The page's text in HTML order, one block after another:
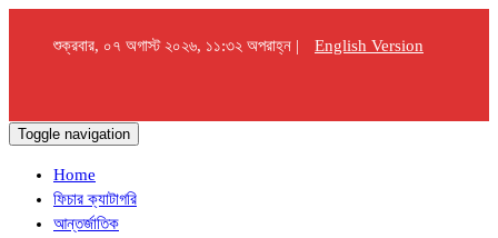
শুক্রবার, ০৭ অগাস্ট ২০২৬, ১১:৩২ অপরাহ্ন | English Version
Toggle navigation
Home
ফিচার ক্যাটাগরি
আন্তর্জাতিক